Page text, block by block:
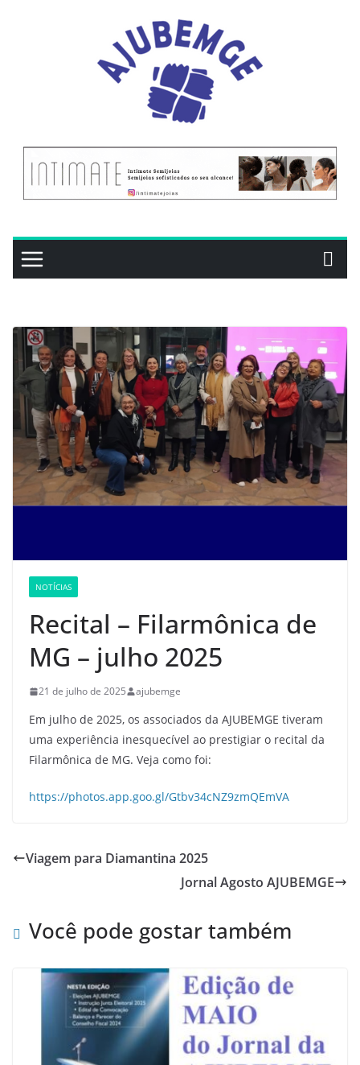
NOTÍCIAS
Recital – Filarmônica de
MG – julho 2025
21 de julho de 2025 ajubemge
Em julho de 2025, os associados da AJUBEMGE tiveram
uma experiência inesquecível ao prestigiar o recital da
Filarmônica de MG. Veja como foi:
https://photos.app.goo.gl/Gtbv34cNZ9zmQEmVA
Viagem para Diamantina 2025
Jornal Agosto AJUBEMGE
Você pode gostar também